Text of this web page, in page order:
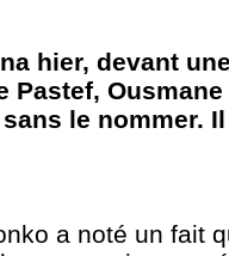
hier, devant
Pastef,
le nommer.
a noté un fait